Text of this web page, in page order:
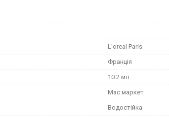
L'oreal Paris
Франція
10.2 мл
Мас маркет
Водостійка